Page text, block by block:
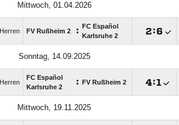
Mittwoch, 01.04.2026
Herren FV Rußheim 2 :
FC Español
Karlsruhe 2
:
Sonntag, 14.09.2025
Herren
FC Español
Karlsruhe 2
: FV Rußheim 2 :
Mittwoch, 19.11.2025